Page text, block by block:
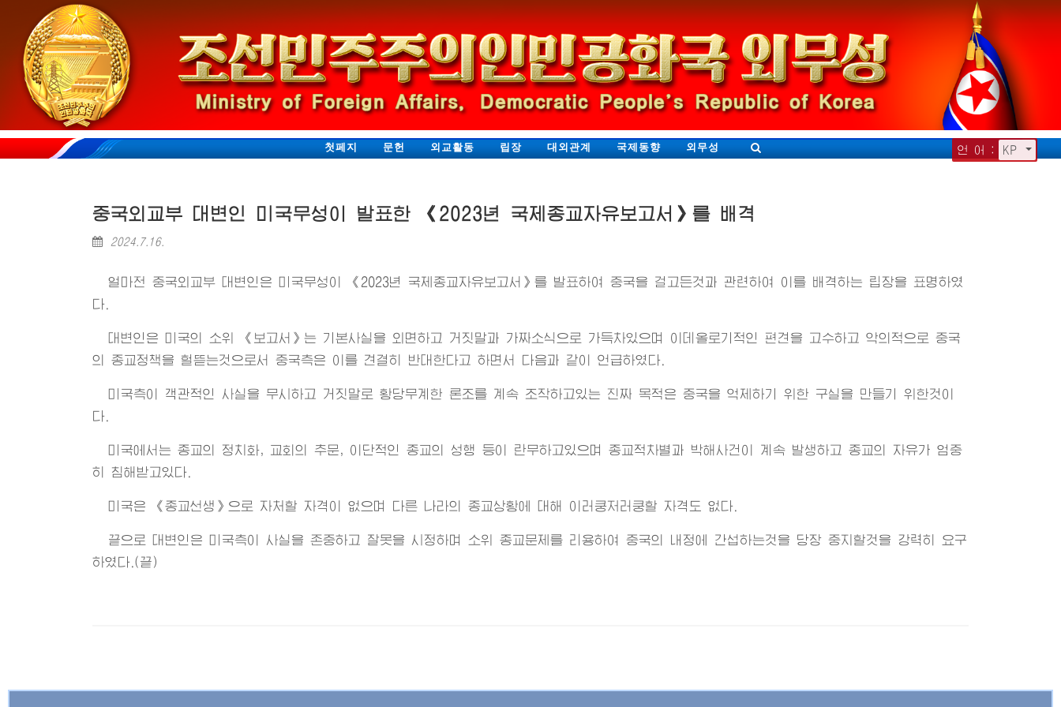
언 어 : KP
첫페지 문헌 외교활동 립장 대외관계 국제동향 외무성
중국외교부 대변인 미국무성이 발표한 《2023년 국제종교자유보고서》를 배격
2024.7.16.
얼마전 중국외교부 대변인은 미국무성이 《2023년 국제종교자유보고서》를 발표하여 중국을 걸고든것과 관련하여 이를 배격하는 립장을 표명하였
다.
대변인은 미국의 소위 《보고서》는 기본사실을 외면하고 거짓말과 가짜소식으로 가득차있으며 이데올로기적인 편견을 고수하고 악의적으로 중국
의 종교정책을 헐뜯는것으로서 중국측은 이를 견결히 반대한다고 하면서 다음과 같이 언급하였다.
미국측이 객관적인 사실을 무시하고 거짓말로 황당무계한 론조를 계속 조작하고있는 진짜 목적은 중국을 억제하기 위한 구실을 만들기 위한것이
다.
미국에서는 종교의 정치화, 교회의 추문, 이단적인 종교의 성행 등이 란무하고있으며 종교적차별과 박해사건이 계속 발생하고 종교의 자유가 엄중
히 침해받고있다.
미국은 《종교선생》으로 자처할 자격이 없으며 다른 나라의 종교상황에 대해 이러쿵저러쿵할 자격도 없다.
끝으로 대변인은 미국측이 사실을 존중하고 잘못을 시정하며 소위 종교문제를 리용하여 중국의 내정에 간섭하는것을 당장 중지할것을 강력히 요구
하였다.(끝)